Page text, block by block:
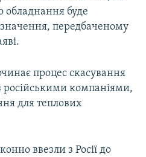
обладнання буде
передбаченому
процес скасування
російськими компаніями,
для теплових
ввезли з Росії до